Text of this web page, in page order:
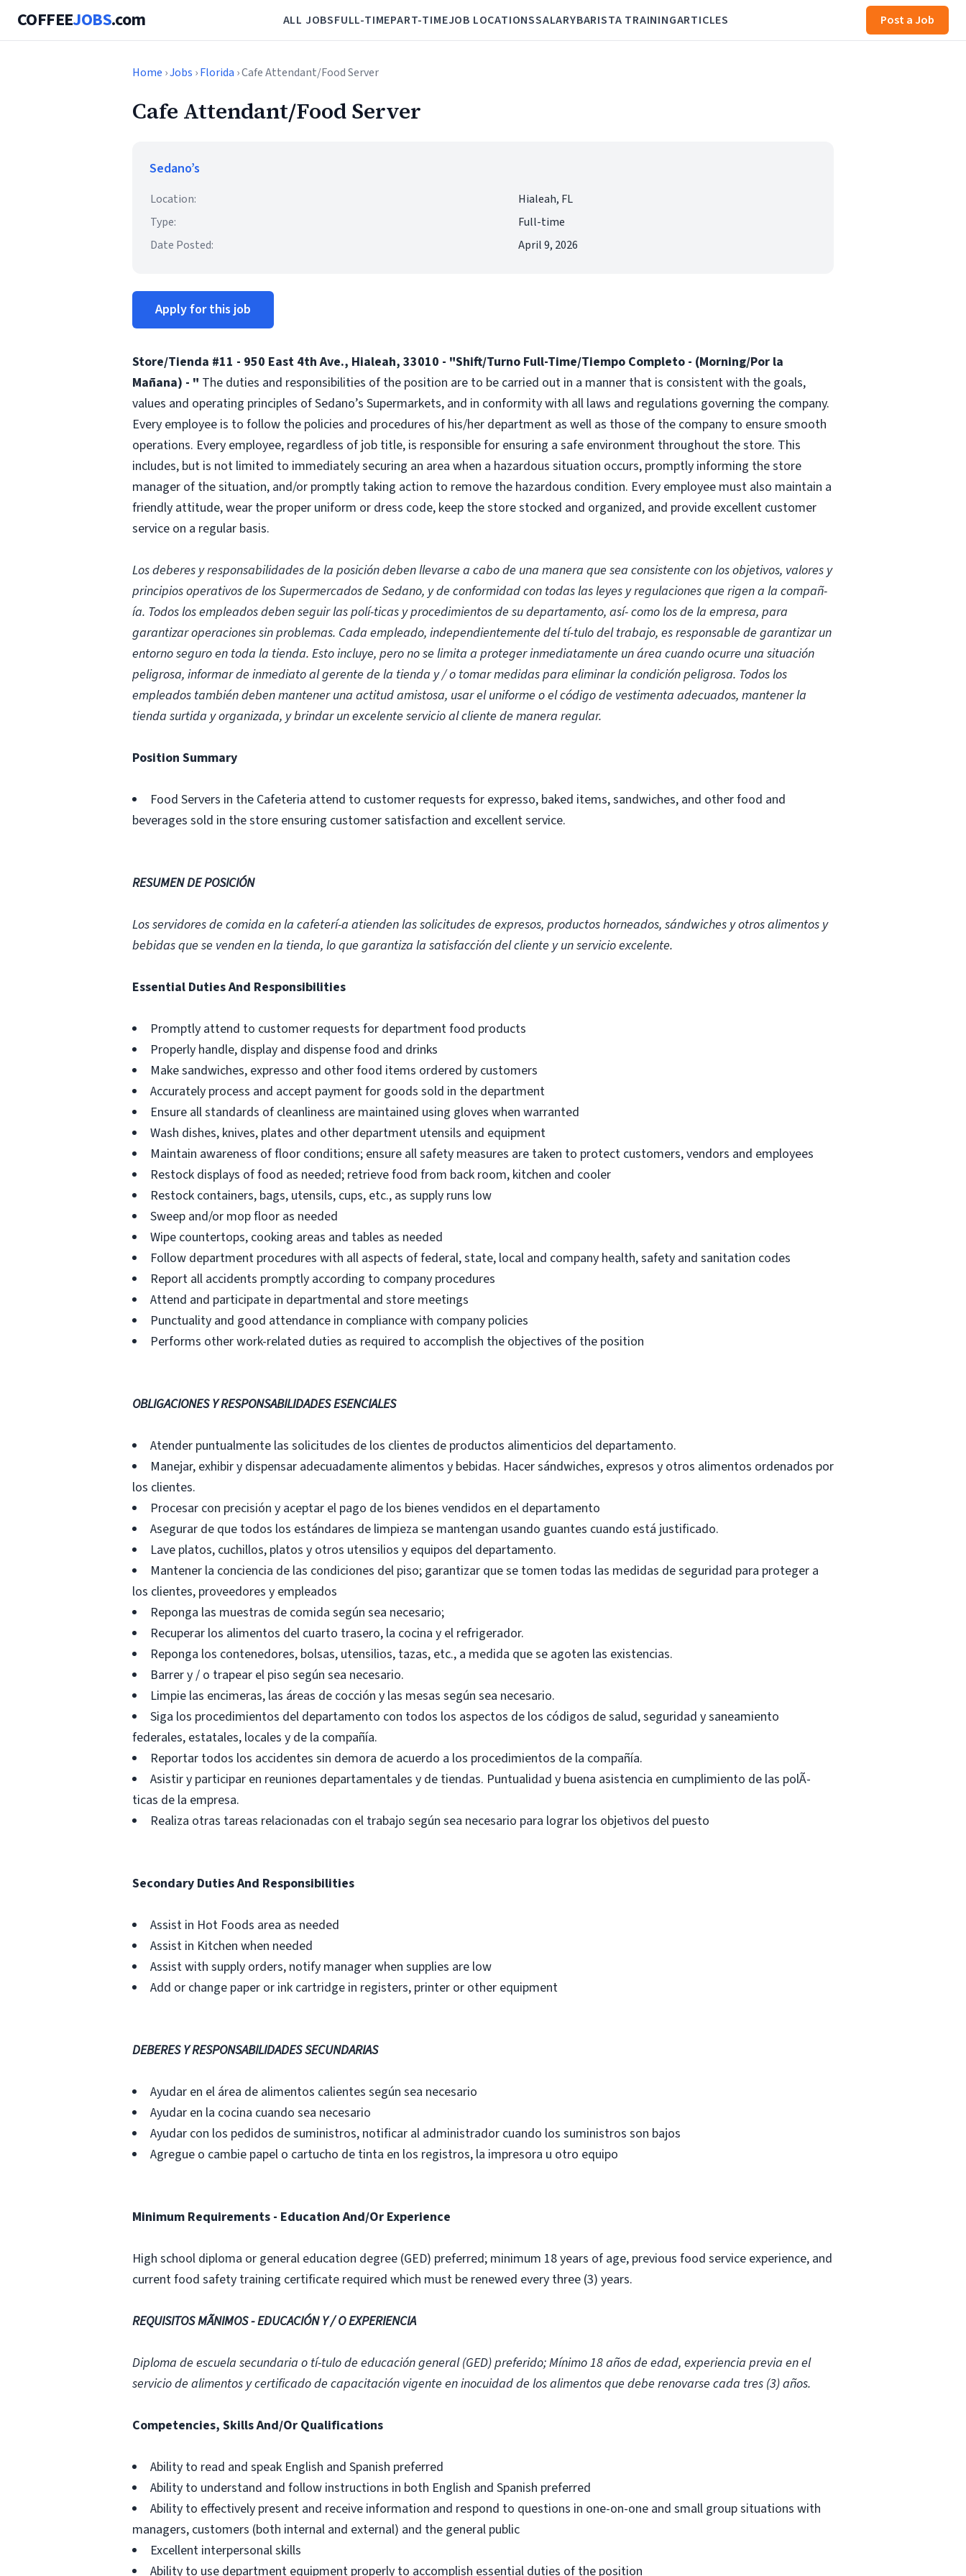
COFFEEJOBS.com ALL JOBSFULL-TIMEPART-TIMEJOB LOCATIONSSALARYBARISTA TRAININGARTICLES Post a Job
Home ›Jobs ›Florida › Cafe Attendant/Food Server
Cafe Attendant/Food Server
Sedano’s
Location:
Hialeah, FL
Type:
Full-time
Date Posted:
April 9, 2026
Apply for this job
Store/Tienda #11 - 950 East 4th Ave., Hialeah, 33010 - "Shift/Turno Full-Time/Tiempo Completo - (Morning/Por la
Mañana) - " The duties and responsibilities of the position are to be carried out in a manner that is consistent with the goals,
values and operating principles of Sedano’s Supermarkets, and in conformity with all laws and regulations governing the company.
Every employee is to follow the policies and procedures of his/her department as well as those of the company to ensure smooth
operations. Every employee, regardless of job title, is responsible for ensuring a safe environment throughout the store. This
includes, but is not limited to immediately securing an area when a hazardous situation occurs, promptly informing the store
manager of the situation, and/or promptly taking action to remove the hazardous condition. Every employee must also maintain a
friendly attitude, wear the proper uniform or dress code, keep the store stocked and organized, and provide excellent customer
service on a regular basis.
Los deberes y responsabilidades de la posición deben llevarse a cabo de una manera que sea consistente con los objetivos, valores y
principios operativos de los Supermercados de Sedano, y de conformidad con todas las leyes y regulaciones que rigen a la compañ-
ía. Todos los empleados deben seguir las polí-ticas y procedimientos de su departamento, así- como los de la empresa, para
garantizar operaciones sin problemas. Cada empleado, independientemente del tí-tulo del trabajo, es responsable de garantizar un
entorno seguro en toda la tienda. Esto incluye, pero no se limita a proteger inmediatamente un área cuando ocurre una situación
peligrosa, informar de inmediato al gerente de la tienda y / o tomar medidas para eliminar la condición peligrosa. Todos los
empleados también deben mantener una actitud amistosa, usar el uniforme o el código de vestimenta adecuados, mantener la
tienda surtida y organizada, y brindar un excelente servicio al cliente de manera regular.
Position Summary
Food Servers in the Cafeteria attend to customer requests for expresso, baked items, sandwiches, and other food and
beverages sold in the store ensuring customer satisfaction and excellent service.
RESUMEN DE POSICIÓN
Los servidores de comida en la cafeterí-a atienden las solicitudes de expresos, productos horneados, sándwiches y otros alimentos y
bebidas que se venden en la tienda, lo que garantiza la satisfacción del cliente y un servicio excelente.
Essential Duties And Responsibilities
Promptly attend to customer requests for department food products
Properly handle, display and dispense food and drinks
Make sandwiches, expresso and other food items ordered by customers
Accurately process and accept payment for goods sold in the department
Ensure all standards of cleanliness are maintained using gloves when warranted
Wash dishes, knives, plates and other department utensils and equipment
Maintain awareness of floor conditions; ensure all safety measures are taken to protect customers, vendors and employees
Restock displays of food as needed; retrieve food from back room, kitchen and cooler
Restock containers, bags, utensils, cups, etc., as supply runs low
Sweep and/or mop floor as needed
Wipe countertops, cooking areas and tables as needed
Follow department procedures with all aspects of federal, state, local and company health, safety and sanitation codes
Report all accidents promptly according to company procedures
Attend and participate in departmental and store meetings
Punctuality and good attendance in compliance with company policies
Performs other work-related duties as required to accomplish the objectives of the position
OBLIGACIONES Y RESPONSABILIDADES ESENCIALES
Atender puntualmente las solicitudes de los clientes de productos alimenticios del departamento.
Manejar, exhibir y dispensar adecuadamente alimentos y bebidas. Hacer sándwiches, expresos y otros alimentos ordenados por
los clientes.
Procesar con precisión y aceptar el pago de los bienes vendidos en el departamento
Asegurar de que todos los estándares de limpieza se mantengan usando guantes cuando está justificado.
Lave platos, cuchillos, platos y otros utensilios y equipos del departamento.
Mantener la conciencia de las condiciones del piso; garantizar que se tomen todas las medidas de seguridad para proteger a
los clientes, proveedores y empleados
Reponga las muestras de comida según sea necesario;
Recuperar los alimentos del cuarto trasero, la cocina y el refrigerador.
Reponga los contenedores, bolsas, utensilios, tazas, etc., a medida que se agoten las existencias.
Barrer y / o trapear el piso según sea necesario.
Limpie las encimeras, las áreas de cocción y las mesas según sea necesario.
Siga los procedimientos del departamento con todos los aspectos de los códigos de salud, seguridad y saneamiento
federales, estatales, locales y de la compañía.
Reportar todos los accidentes sin demora de acuerdo a los procedimientos de la compañía.
Asistir y participar en reuniones departamentales y de tiendas. Puntualidad y buena asistencia en cumplimiento de las polÃ-
ticas de la empresa.
Realiza otras tareas relacionadas con el trabajo según sea necesario para lograr los objetivos del puesto
Secondary Duties And Responsibilities
Assist in Hot Foods area as needed
Assist in Kitchen when needed
Assist with supply orders, notify manager when supplies are low
Add or change paper or ink cartridge in registers, printer or other equipment
DEBERES Y RESPONSABILIDADES SECUNDARIAS
Ayudar en el área de alimentos calientes según sea necesario
Ayudar en la cocina cuando sea necesario
Ayudar con los pedidos de suministros, notificar al administrador cuando los suministros son bajos
Agregue o cambie papel o cartucho de tinta en los registros, la impresora u otro equipo
Minimum Requirements - Education And/Or Experience
High school diploma or general education degree (GED) preferred; minimum 18 years of age, previous food service experience, and
current food safety training certificate required which must be renewed every three (3) years.
REQUISITOS MÃNIMOS - EDUCACIÓN Y / O EXPERIENCIA
Diploma de escuela secundaria o tí-tulo de educación general (GED) preferido; Mínimo 18 años de edad, experiencia previa en el
servicio de alimentos y certificado de capacitación vigente en inocuidad de los alimentos que debe renovarse cada tres (3) años.
Competencies, Skills And/Or Qualifications
Ability to read and speak English and Spanish preferred
Ability to understand and follow instructions in both English and Spanish preferred
Ability to effectively present and receive information and respond to questions in one-on-one and small group situations with
managers, customers (both internal and external) and the general public
Excellent interpersonal skills
Ability to use department equipment properly to accomplish essential duties of the position